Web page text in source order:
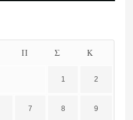
Π Σ Κ
1 2
7 8 9